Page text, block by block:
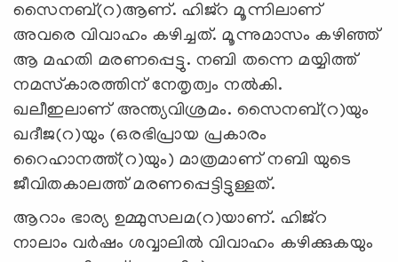
സൈനബ്(റ)ആണ്. ഹിജ്‌റ മൂന്നിലാണ്
അവരെ വിവാഹം കഴിച്ചത്. മൂന്നുമാസം കഴിഞ്ഞ്
ആ മഹതി മരണപ്പെട്ടു. നബി തന്നെ മയ്യിത്ത്
നമസ്‌കാരത്തിന് നേതൃത്വം നല്‍കി.
ഖലീഇലാണ് അന്ത്യവിശ്രമം. സൈനബ്(റ)യും
ഖദീജ(റ)യും (ഒരഭിപ്രായ പ്രകാരം
റൈഹാനത്ത്(റ)യും) മാത്രമാണ് നബി യുടെ
ജീവിതകാലത്ത് മരണപ്പെട്ടിട്ടുള്ളത്.
ആറാം ഭാര്യ ഉമ്മുസലമ(റ)യാണ്. ഹിജ്‌റ
നാലാം വര്‍ഷം ശവ്വാലില്‍ വിവാഹം കഴിക്കുകയും